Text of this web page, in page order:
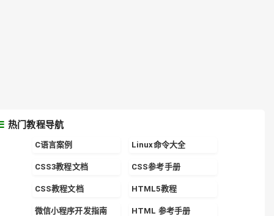
热门教程导航
C语言案例 Linux命令大全
CSS3教程文档 CSS参考手册
CSS教程文档 HTML5教程
微信小程序开发指南 HTML 参考手册